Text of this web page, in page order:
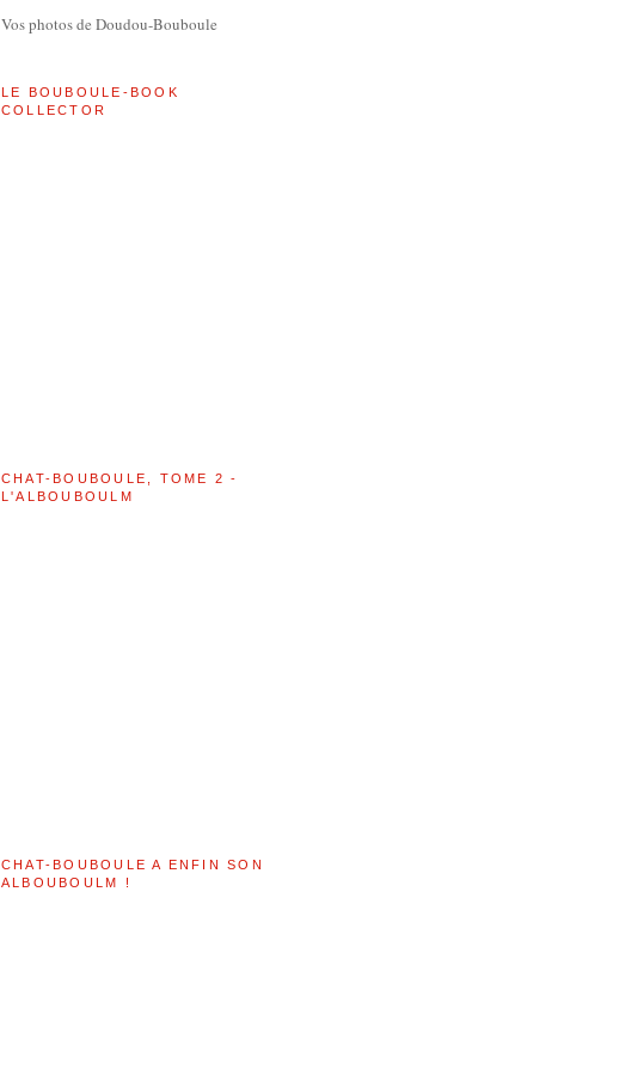
Vos photos de Doudou-Bouboule
LE BOUBOULE-BOOK
COLLECTOR
CHAT-BOUBOULE, TOME 2 -
L'ALBOUBOULM
CHAT-BOUBOULE A ENFIN SON
ALBOUBOULM !